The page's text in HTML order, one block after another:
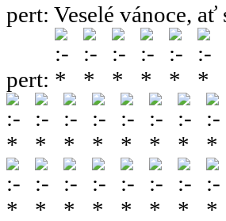
pert: Veselé vánoce,
pert: